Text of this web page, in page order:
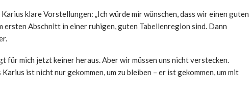
klare Vorstellungen: „Ich würde mir wünschen, dass wir einen guten
ersten Abschnitt in einer ruhigen, guten Tabellenregion sind. Dann
für mich jetzt keiner heraus. Aber wir müssen uns nicht verstecken.
ist nicht nur gekommen, um zu bleiben – er ist gekommen, um mit